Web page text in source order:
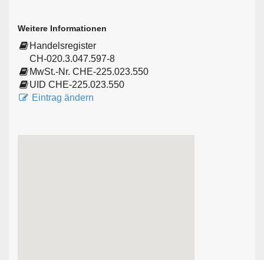
Weitere Informationen
Handelsregister
CH-020.3.047.597-8
MwSt.-Nr. CHE-225.023.550
UID CHE-225.023.550
Eintrag ändern